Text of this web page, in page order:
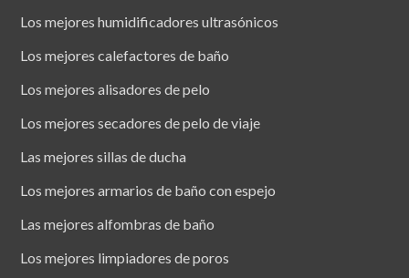
Los mejores humidificadores ultrasónicos
Los mejores calefactores de baño
Los mejores alisadores de pelo
Los mejores secadores de pelo de viaje
Las mejores sillas de ducha
Los mejores armarios de baño con espejo
Las mejores alfombras de baño
Los mejores limpiadores de poros